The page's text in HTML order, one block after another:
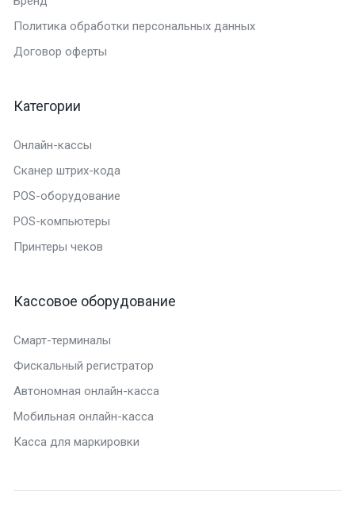
Политика обработки персональных данных
Договор оферты
Категории
Онлайн-кассы
Сканер штрих-кода
POS-оборудование
POS-компьютеры
Принтеры чеков
Кассовое оборудование
Смарт-терминалы
Фискальный регистратор
Автономная онлайн-касса
Мобильная онлайн-касса
Касса для маркировки